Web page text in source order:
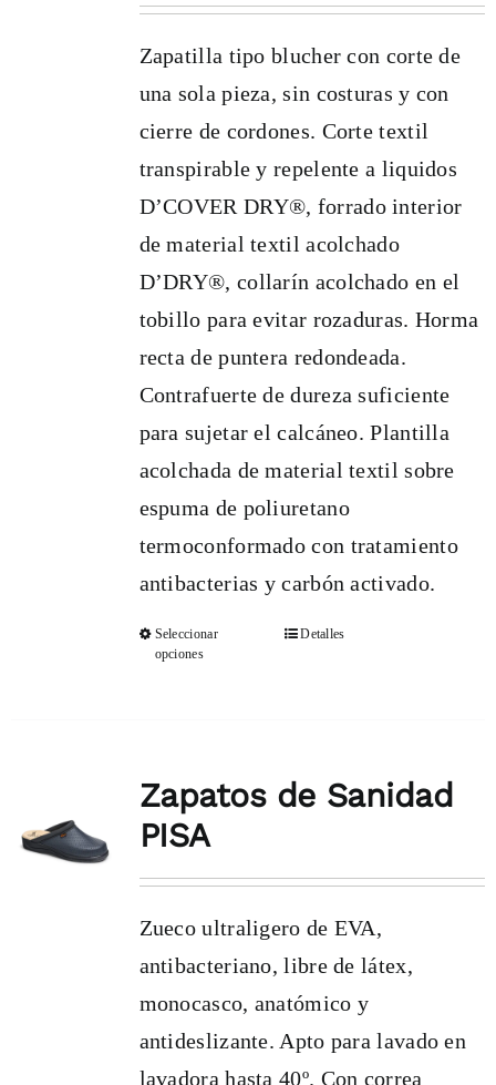
pueden
elegir
en
la
página
de
producto
Zapatilla tipo blucher con corte de
una sola pieza, sin costuras y con
cierre de cordones. Corte textil
transpirable y repelente a liquidos
D’COVER DRY®, forrado interior
de material textil acolchado
D’DRY®, collarín acolchado en el
tobillo para evitar rozaduras. Horma
recta de puntera redondeada.
Contrafuerte de dureza suficiente
para sujetar el calcáneo. Plantilla
acolchada de material textil sobre
espuma de poliuretano
termoconformado con tratamiento
antibacterias y carbón activado.
Seleccionar
opciones
Este
variantes.
pueden
elegir
en
la
Detalles
Zapatos de Sanidad
PISA
Zueco ultraligero de EVA,
antibacteriano, libre de látex,
monocasco, anatómico y
antideslizante. Apto para lavado en
lavadora hasta 40º. Con correa